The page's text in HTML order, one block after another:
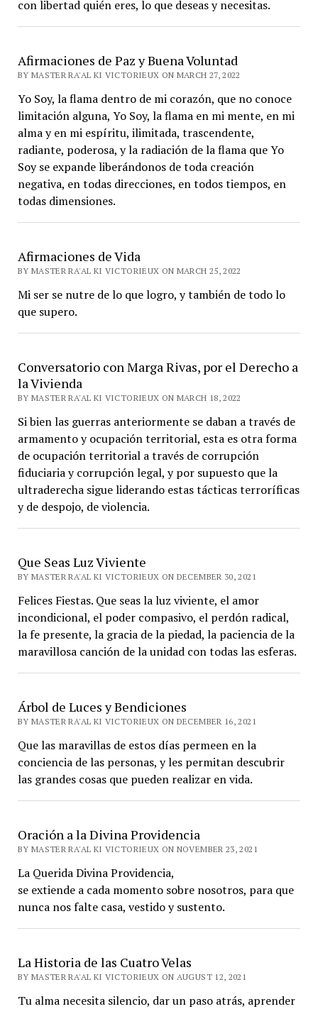
con libertad quién eres, lo que deseas y necesitas.
Afirmaciones de Paz y Buena Voluntad
BY MASTER RA'AL KI VICTORIEUX ON MARCH 27, 2022
Yo Soy, la flama dentro de mi corazón, que no conoce
limitación alguna, Yo Soy, la flama en mi mente, en mi
alma y en mi espíritu, ilimitada, trascendente,
radiante, poderosa, y la radiación de la flama que Yo
Soy se expande liberándonos de toda creación
negativa, en todas direcciones, en todos tiempos, en
todas dimensiones.
Afirmaciones de Vida
BY MASTER RA'AL KI VICTORIEUX ON MARCH 25, 2022
Mi ser se nutre de lo que logro, y también de todo lo
que supero.
Conversatorio con Marga Rivas, por el Derecho a
la Vivienda
BY MASTER RA'AL KI VICTORIEUX ON MARCH 18, 2022
Si bien las guerras anteriormente se daban a través de
armamento y ocupación territorial, esta es otra forma
de ocupación territorial a través de corrupción
fiduciaria y corrupción legal, y por supuesto que la
ultraderecha sigue liderando estas tácticas terroríficas
y de despojo, de violencia.
Que Seas Luz Viviente
BY MASTER RA'AL KI VICTORIEUX ON DECEMBER 30, 2021
Felices Fiestas. Que seas la luz viviente, el amor
incondicional, el poder compasivo, el perdón radical,
la fe presente, la gracia de la piedad, la paciencia de la
maravillosa canción de la unidad con todas las esferas.
Árbol de Luces y Bendiciones
BY MASTER RA'AL KI VICTORIEUX ON DECEMBER 16, 2021
Que las maravillas de estos días permeen en la
conciencia de las personas, y les permitan descubrir
las grandes cosas que pueden realizar en vida.
Oración a la Divina Providencia
BY MASTER RA'AL KI VICTORIEUX ON NOVEMBER 23, 2021
La Querida Divina Providencia,
se extiende a cada momento sobre nosotros, para que
nunca nos falte casa, vestido y sustento.
La Historia de las Cuatro Velas
BY MASTER RA'AL KI VICTORIEUX ON AUGUST 12, 2021
Tu alma necesita silencio, dar un paso atrás, aprender